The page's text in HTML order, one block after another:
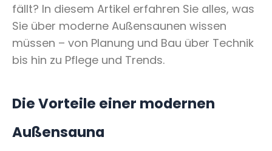
fällt? In diesem Artikel erfahren Sie alles, was
Sie über moderne Außensaunen wissen
müssen – von Planung und Bau über Technik
bis hin zu Pflege und Trends.
Die Vorteile einer modernen
Außensauna